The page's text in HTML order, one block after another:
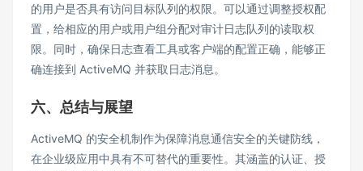
的用户是否具有访问目标队列的权限。可以通过调整授权配
置，给相应的用户或用户组分配对审计日志队列的读取权
限。同时，确保日志查看工具或客户端的配置正确，能够正
确连接到 ActiveMQ 并获取日志消息。
六、总结与展望
ActiveMQ 的安全机制作为保障消息通信安全的关键防线，
在企业级应用中具有不可替代的重要性。其涵盖的认证、授